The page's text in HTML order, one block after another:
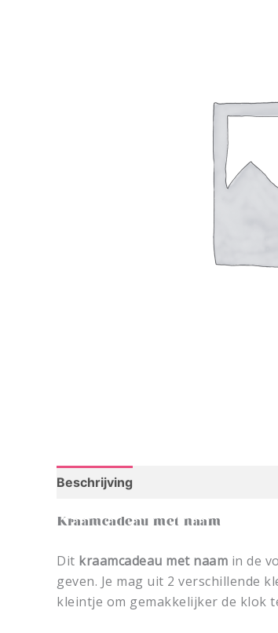
Beschrijving
Kraamcadeau met naam
Dit kraamcadeau met naam in de
geven. Je mag uit 2 verschillende
kleintje om gemakkelijker de klok